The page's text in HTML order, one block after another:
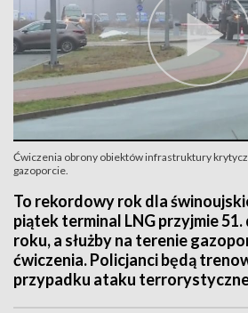
Ćwiczenia obrony obiektów infrastruktury
gazoporcie.
To rekordowy rok dla
piątek terminal LNG przyjmie
roku, a służby na terenie
ćwiczenia. Policjanci będą
przypadku ataku